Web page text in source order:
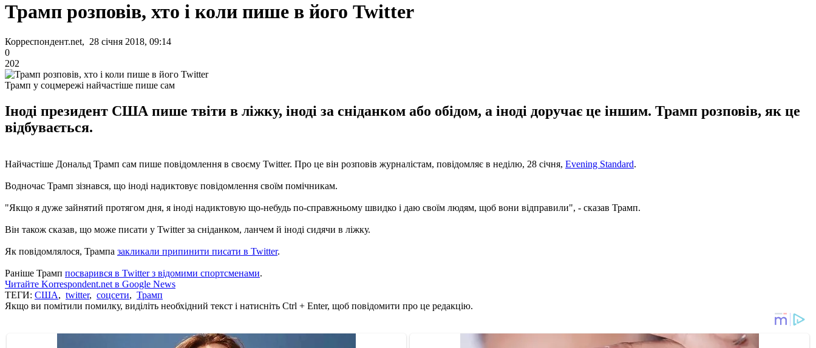
Трамп розповів, хто і коли пише в його Twitter
Корреспондент.net, 28 січня 2018, 09:14
0
202
Трамп у соцмережі найчастіше пише сам
Іноді президент США пише твіти в ліжку, іноді за сніданком або обідом, а іноді доручає це іншим. Трамп розповів, як це
відбувається.
Найчастіше Дональд Трамп сам пише повідомлення в своєму Twitter. Про це він розповів журналістам, повідомляє в неділю, 28 січня, Evening Standard.
Водночас Трамп зізнався, що іноді надиктовує повідомлення своїм помічникам.
"Якщо я дуже зайнятий протягом дня, я іноді надиктовую що-небудь по-справжньому швидко і даю своїм людям, щоб вони відправили", - сказав Трамп.
Він також сказав, що може писати у Twitter за сніданком, ланчем й іноді сидячи в ліжку.
Як повідомлялося, Трампа закликали припинити писати в Twitter.
Раніше Трамп посварився в Twitter з відомими спортсменами.
Читайте Korrespondent.net в Google News
ТЕГИ: США, twitter, соцсети, Трамп
Якщо ви помітили помилку, виділіть необхідний текст і натисніть Ctrl + Enter, щоб повідомити про це редакцію.